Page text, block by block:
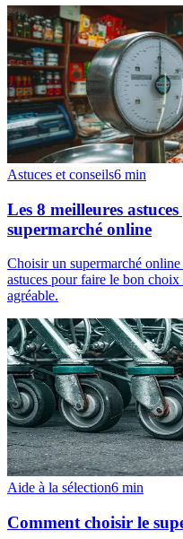
Astuces et conseils6 min
Les 8 meilleures
supermarché online
Choisir un supermarché
astuces pour faire le bon
agréable.
Aide à la sélection6 min
Comment choisir le